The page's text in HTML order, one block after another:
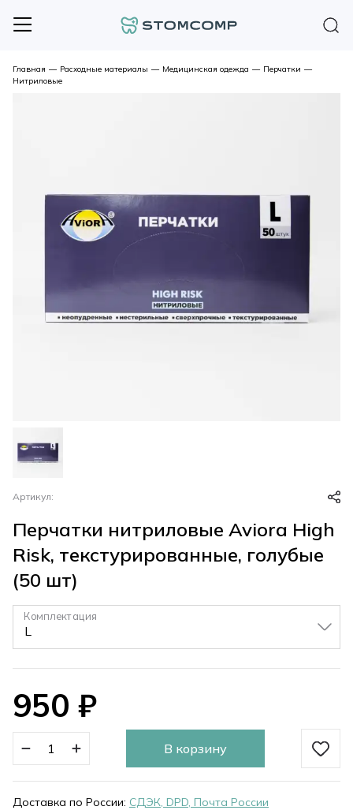
Главная — Расходные материалы — Медицинская одежда — Перчатки —
Нитриловые
Артикул:
Перчатки нитриловые Aviora High
Risk, текстурированные, голубые
(50 шт)
Комплектация
▼
950 ₽
В корзину
Доставка по России: СДЭК, DPD, Почта России